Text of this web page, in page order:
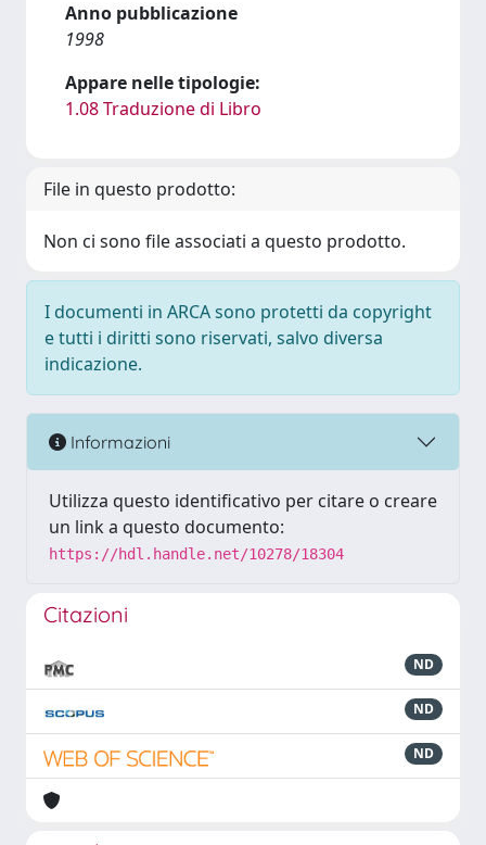
Anno pubblicazione
1998
Appare nelle tipologie:
1.08 Traduzione di Libro
File in questo prodotto:
Non ci sono file associati a questo prodotto.
I documenti in ARCA sono protetti da copyright
e tutti i diritti sono riservati, salvo diversa
indicazione.
Informazioni
Utilizza questo identificativo per citare o creare
un link a questo documento:
https://hdl.handle.net/10278/18304
Citazioni
ND
ND
ND